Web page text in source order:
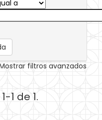
filtros avanzados
1 de 1.